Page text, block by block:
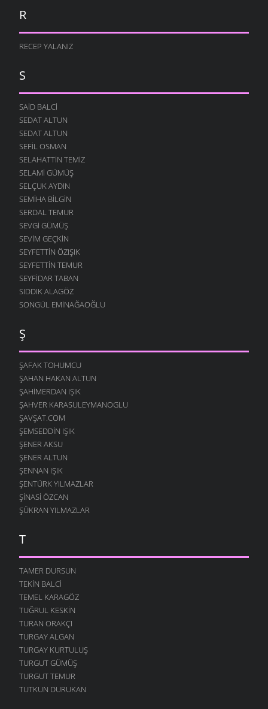
R
RECEP YALANIZ
S
SAID BALCI
SEDAT ALTUN
SEDAT ALTUN
SEFIL OSMAN
SELAHATTIN TEMIZ
SELAMI GÜMÜŞ
SELÇUK AYDIN
SEMIHA BILGIN
SERDAL TEMUR
SEVGI GÜMÜŞ
SEVIM GEÇKIN
SEYFETTIN ÖZIŞIK
SEYFETTIN TEMUR
SEYFIDAR TABAN
SIDDIK ALAGÖZ
SONGÜL EMINAĞAOĞLU
Ş
ŞAFAK TOHUMCU
ŞAHAN HAKAN ALTUN
ŞAHIMERDAN IŞIK
ŞAHVER KARASULEYMANOGLU
ŞAVŞAT.COM
ŞEMSEDDIN IŞIK
ŞENER AKSU
ŞENER ALTUN
ŞENNAN IŞIK
ŞENTÜRK YILMAZLAR
ŞINASI ÖZCAN
ŞÜKRAN YILMAZLAR
T
TAMER DURSUN
TEKIN BALCI
TEMEL KARAGÖZ
TUĞRUL KESKIN
TURAN ORAKÇI
TURGAY ALGAN
TURGAY KURTULUŞ
TURGUT GÜMÜŞ
TURGUT TEMUR
TUTKUN DURUKAN